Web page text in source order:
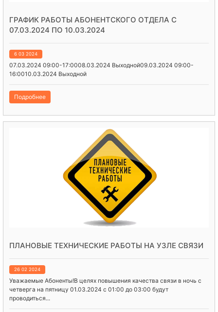
ГРАФИК РАБОТЫ АБОНЕНТСКОГО ОТДЕЛА С
07.03.2024 ПО 10.03.2024
6 03 2024
07.03.2024 09:00-17:0008.03.2024 Выходной09.03.2024 09:00-
16:0010.03.2024 Выходной
Подробнее
ПЛАНОВЫЕ ТЕХНИЧЕСКИЕ РАБОТЫ НА УЗЛЕ СВЯЗИ
26 02 2024
Уважаемые Абоненты!В целях повышения качества связи в ночь с
четверга на пятницу 01.03.2024 с 01:00 до 03:00 будут
проводиться...